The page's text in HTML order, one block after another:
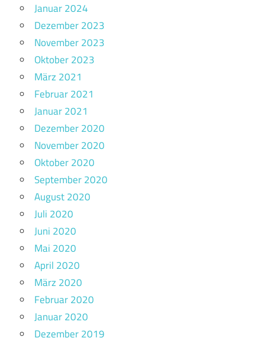
Januar 2024
Dezember 2023
November 2023
Oktober 2023
März 2021
Februar 2021
Januar 2021
Dezember 2020
November 2020
Oktober 2020
September 2020
August 2020
Juli 2020
Juni 2020
Mai 2020
April 2020
März 2020
Februar 2020
Januar 2020
Dezember 2019